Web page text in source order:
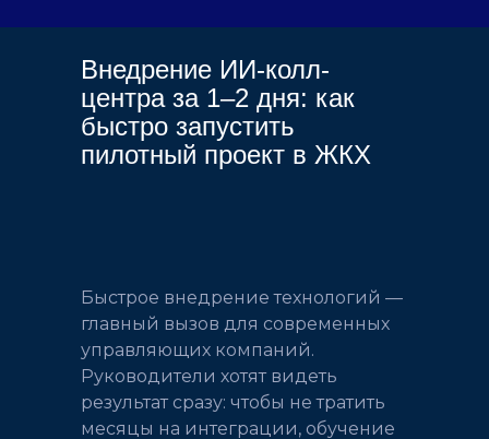
Внедрение ИИ-колл-
центра за 1–2 дня: как
быстро запустить
пилотный проект в ЖКХ
Быстрое внедрение технологий —
главный вызов для современных
управляющих компаний.
Руководители хотят видеть
результат сразу: чтобы не тратить
месяцы на интеграции, обучение